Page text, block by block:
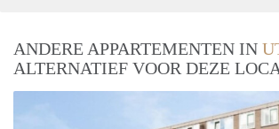
ANDERE APPARTEMENTEN IN
ALTERNATIEF VOOR DEZE